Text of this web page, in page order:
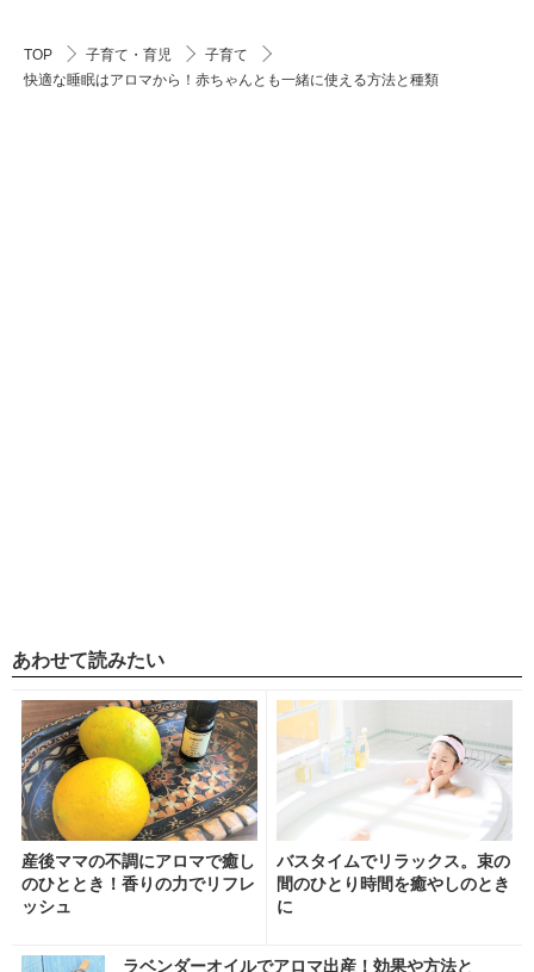
TOP 子育て・育児
子育て
快適な睡眠はアロマから！赤ちゃんとも一緒に使える方法と種類
あわせて読みたい
産後ママの不調にアロマで癒し
のひととき！香りの力でリフレ
ッシュ
バスタイムでリラックス。束の
間のひとり時間を癒やしのとき
に
ラベンダーオイルでアロマ出産！効果や方法と